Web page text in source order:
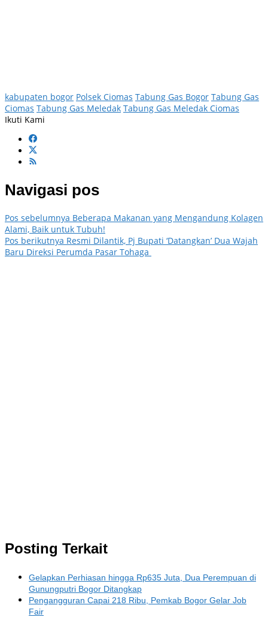
kabupaten bogor Polsek Ciomas Tabung Gas Bogor Tabung Gas
Ciomas Tabung Gas Meledak Tabung Gas Meledak Ciomas
Ikuti Kami
Navigasi pos
Pos sebelumnya Beberapa Makanan yang Mengandung Kolagen
Alami, Baik untuk Tubuh!
Pos berikutnya Resmi Dilantik, Pj Bupati ‘Datangkan’ Dua Wajah
Baru Direksi Perumda Pasar Tohaga
Posting Terkait
Gelapkan Perhiasan hingga Rp635 Juta, Dua Perempuan di
Gunungputri Bogor Ditangkap
Pengangguran Capai 218 Ribu, Pemkab Bogor Gelar Job
Fair